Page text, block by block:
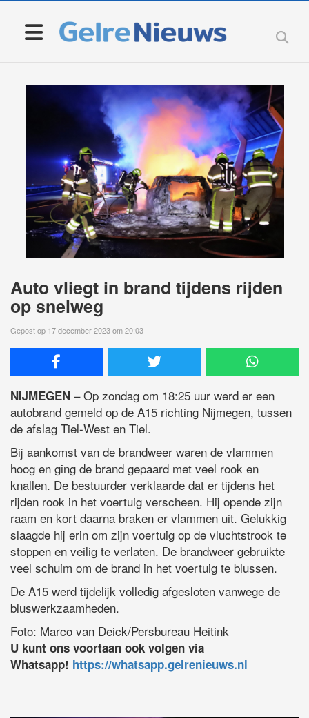
Auto vliegt in brand tijdens rijden
op snelweg
Gepost op 17 december 2023 om 20:03
NIJMEGEN – Op zondag om 18:25 uur werd er een
autobrand gemeld op de A15 richting Nijmegen, tussen
de afslag Tiel-West en Tiel.
Bij aankomst van de brandweer waren de vlammen
hoog en ging de brand gepaard met veel rook en
knallen. De bestuurder verklaarde dat er tijdens het
rijden rook in het voertuig verscheen. Hij opende zijn
raam en kort daarna braken er vlammen uit. Gelukkig
slaagde hij erin om zijn voertuig op de vluchtstrook te
stoppen en veilig te verlaten. De brandweer gebruikte
veel schuim om de brand in het voertuig te blussen.
De A15 werd tijdelijk volledig afgesloten vanwege de
bluswerkzaamheden.
Foto: Marco van Deick/Persbureau Heitink
U kunt ons voortaan ook volgen via
Whatsapp! https://whatsapp.gelrenieuws.nl